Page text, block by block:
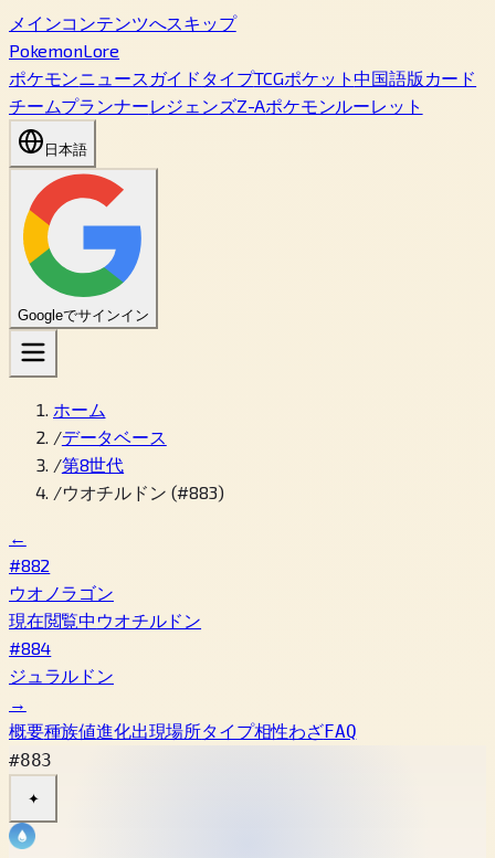
メインコンテンツへスキップ
PokemonLore
ポケモンニュース ガイド タイプTCGポケット中国語版カード
チームプランナーレジェンズZ-Aポケモンルーレット
日本語
Googleでサインイン
ホーム
/データベース
/第8世代
/ウオチルドン (#883)
←
#882
ウオノラゴン
現在閲覧中 ウオチルドン
#884
ジュラルドン
→
概要種族値進化出現場所タイプ相性わざFAQ
#883
✦